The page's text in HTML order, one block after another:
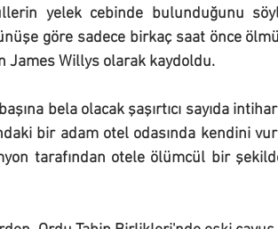
yelek cebinde bulunduğunu
göre sadece birkaç saat önce
James Willys olarak kaydoldu.
bela olacak şaşırtıcı sayıda
bir adam otel odasında kendini
tarafından otele ölümcül bir